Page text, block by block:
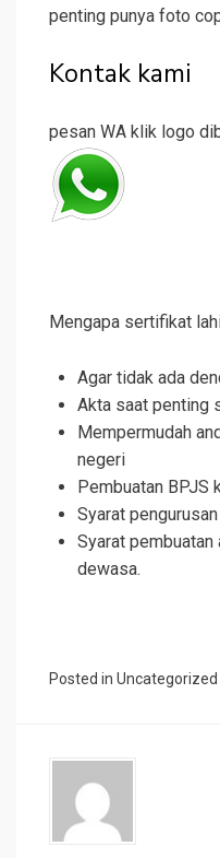
penting punya foto
Kontak kami
pesan WA klik logo
Mengapa sertifikat
Agar tidak ada
Akta saat penting
Mempermudah
negeri
Pembuatan BPJS
Syarat
Syarat pembuatan
dewasa.
Posted in Uncategorized